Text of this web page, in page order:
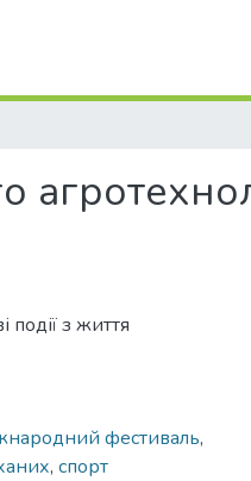
події з життя
фестиваль,
, спорт